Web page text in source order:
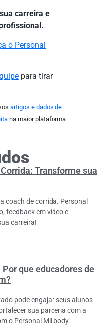
carreira e
o Personal
para tirar
artigos e dados de
na maior plataforma
Transforme sua
coach de corrida. Personal
feedback em vídeo e
carreira!
que educadores de
pode engajar seus alunos
sua parceria com a
o Personal Millbody.